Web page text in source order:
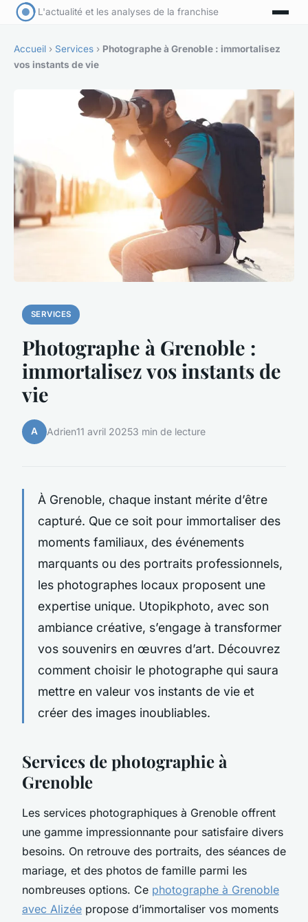
L'actualité et les analyses de la franchise
Accueil › Services › Photographe à Grenoble : immortalisez
vos instants de vie
SERVICES
Photographe à Grenoble :
immortalisez vos instants de
vie
A Adrien11 avril 20253 min de lecture
À Grenoble, chaque instant mérite d’être
capturé. Que ce soit pour immortaliser des
moments familiaux, des événements
marquants ou des portraits professionnels,
les photographes locaux proposent une
expertise unique. Utopikphoto, avec son
ambiance créative, s’engage à transformer
vos souvenirs en œuvres d’art. Découvrez
comment choisir le photographe qui saura
mettre en valeur vos instants de vie et
créer des images inoubliables.
Services de photographie à
Grenoble
Les services photographiques à Grenoble offrent
une gamme impressionnante pour satisfaire divers
besoins. On retrouve des portraits, des séances de
mariage, et des photos de famille parmi les
nombreuses options. Ce photographe à Grenoble
avec Alizée propose d’immortaliser vos moments